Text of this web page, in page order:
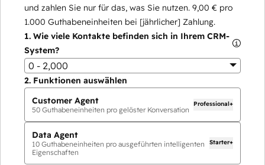
und zahlen Sie nur für das, was Sie nutzen. 9,00 € pro
1.000 Guthabeneinheiten bei [jährlicher] Zahlung.
1. Wie viele Kontakte befinden sich in Ihrem CRM-
System?
0 - 2,000
2. Funktionen auswählen
Customer Agent
50 Guthabeneinheiten pro gelöster Konversation
Professional+
Data Agent
10 Guthabeneinheiten pro ausgeführten intelligenten
Eigenschaften
Starter+